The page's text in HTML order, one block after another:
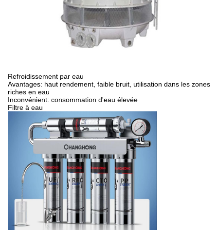
Refroidissement par eau
Avantages: haut rendement, faible bruit, utilisation dans les zones
riches en eau
Inconvénient: consommation d'eau élevée
Filtre à eau